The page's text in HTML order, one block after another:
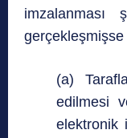
imzalanması
(a)
edilmesi
elektronik